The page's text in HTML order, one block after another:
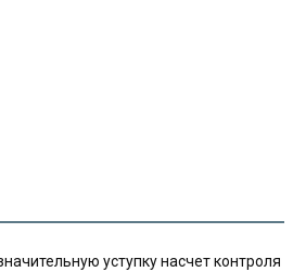
уступку насчет контроля